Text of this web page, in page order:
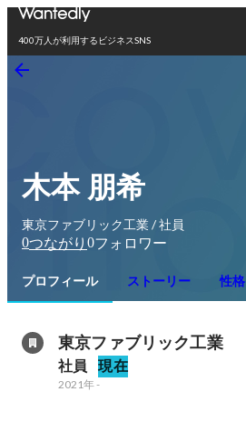
400万人が利用するビジネスSNS
木本 朋希
東京ファブリック工業 / 社員
0つながり 0フォロワー
プロフィール ストーリー 性格
東京ファブリック工業
社員 現在
2021年-